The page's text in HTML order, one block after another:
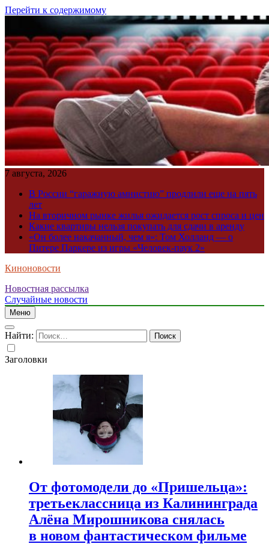
Перейти к содержимому
7 августа, 2026
В России “гаражную амнистию” продлили еще на пять
лет
На вторичном рынке жилья ожидается рост спроса и цен
Какие квартиры нельзя покупать для сдачи в аренду
«Он более накачанный, чем я»: Том Холланд — о
Питере Паркере из игры «Человек-паук 2»
Киноновости
Новостная рассылка
Случайные новости
Меню
Найти:
Заголовки
От фотомодели до «Пришельца»:
третьеклассница из Калининграда
Алёна Мирошникова снялась
в новом фантастическом фильме